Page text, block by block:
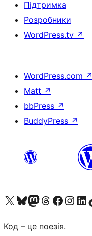
Підтримка
Розробники
WordPress.tv ↗
WordPress.com ↗
Matt ↗
bbPress ↗
BuddyPress ↗
Visit our X (formerly Twitter) account
Visit our Bluesky account
Завітайте до нашої стрічки в Mastodon
Visit our Threads account
Завітайте на нашу
Visit ourVisit
Код – це поезія.